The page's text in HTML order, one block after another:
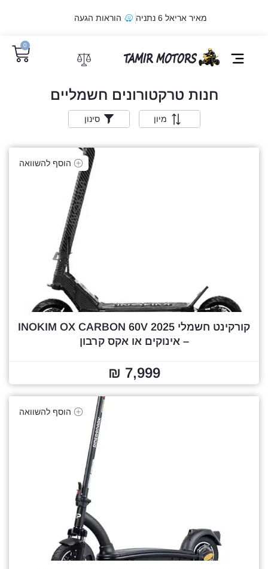
מאיר אריאל 6 נתניה הוראות הגעה
0
חנות טרקטורונים חשמליים
מיון סינון
הוסף להשוואה
קורקינט חשמלי 2025 INOKIM OX CARBON 60V
– אינוקים או אקס קרבון
7,999 ₪
הוסף להשוואה